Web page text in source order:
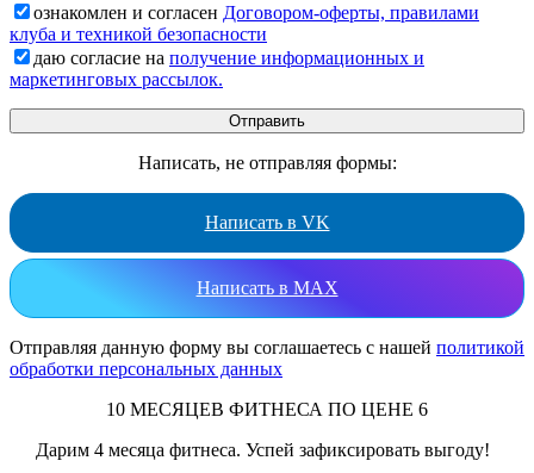
ознакомлен и согласен Договором-оферты, правилами
клуба и техникой безопасности
даю согласие на получение информационных и
маркетинговых рассылок.
Написать, не отправляя формы:
Написать в VK
Написать в MAX
Отправляя данную форму вы соглашаетесь с нашей политикой
обработки персональных данных
10 МЕСЯЦЕВ ФИТНЕСА ПО ЦЕНЕ 6
Дарим 4 месяца фитнеса. Успей зафиксировать выгоду!